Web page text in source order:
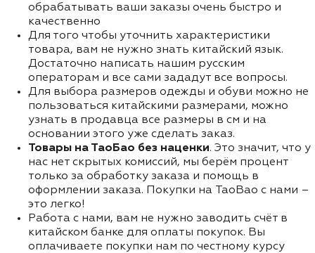
обрабатывать ваши заказы очень быстро и
качественно
Для того чтобы уточнить характеристики
товара, вам не нужно знать китайский язык.
Достаточно написать нашим русским
операторам и все сами зададут все вопросы.
Для выбора размеров одежды и обуви можно не
пользоваться китайскими размерами, можно
узнать в продавца все размеры в см и на
основании этого уже сделать заказ.
Товары на ТаоБао без наценки. Это значит, что у
нас нет скрытых комиссий, мы берём процент
только за обработку заказа и помощь в
оформлении заказа. Покупки на TaoBao с нами –
это легко!
Работа с нами, вам не нужно заводить счёт в
китайском банке для оплаты покупок. Вы
оплачиваете покупки нам по честному курсу